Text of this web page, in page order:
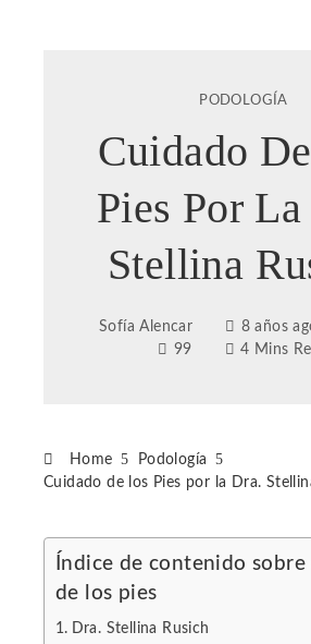
PODOLOGÍA
Cuidado
Pies Por
Stellina
Sofía Alencar
8 años
99
4 Mins
Home
Podología
Cuidado de los Pies por la Dra.
Índice de contenido
de los pies
Dra. Stellina Rusich